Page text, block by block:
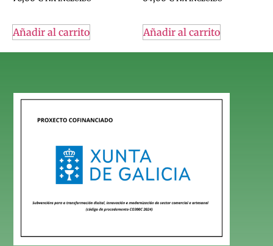
Añadir al carrito Añadir al carrito